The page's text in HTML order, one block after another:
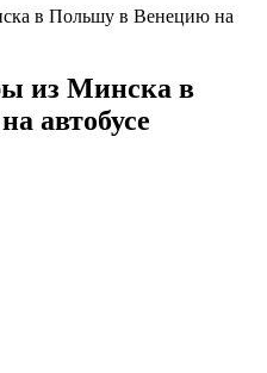
из Минска в
автобусе